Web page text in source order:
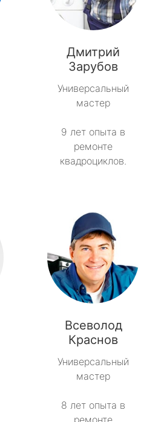
Дмитрий
Зарубов
Универсальный
мастер
9 лет опыта в
ремонте
квадроциклов.
Всеволод
Краснов
Универсальный
мастер
8 лет опыта в